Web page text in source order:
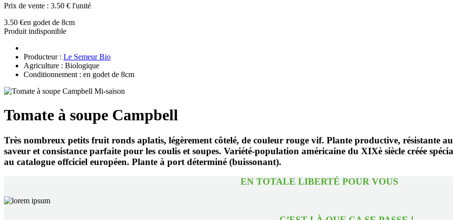
Prix de vente : 3.50 € l'unité
3.50 €en godet de 8cm
Produit indisponible
Producteur : Le Semeur Bio
Agriculture : Biologique
Conditionnement : en godet de 8cm
Tomate à soupe Campbell
Très nombreux petits fruit ronds aplatis, légèrement côtelé, de couleur rouge vif. Plante productive, résistante
saveur et consistance parfaite pour les coulis et soupes. Variété-population américaine du XIXè siècle créée
au catalogue offciciel européen. Plante à port déterminé (buissonant).
EN TOTALE LIBERTÉ POUR